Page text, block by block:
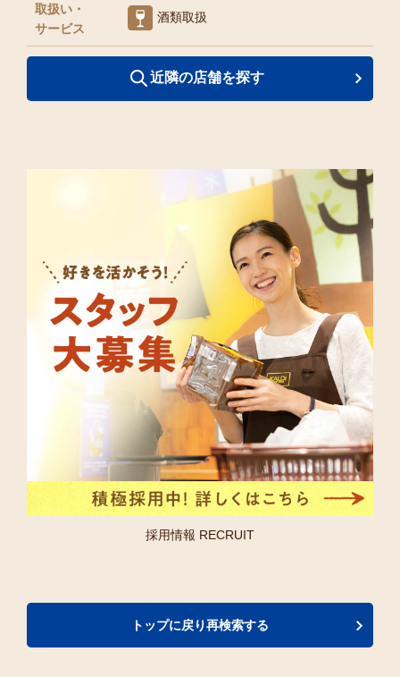
取扱い・
サービス
酒類取扱
採用情報 RECRUIT
トップに戻り再検索する